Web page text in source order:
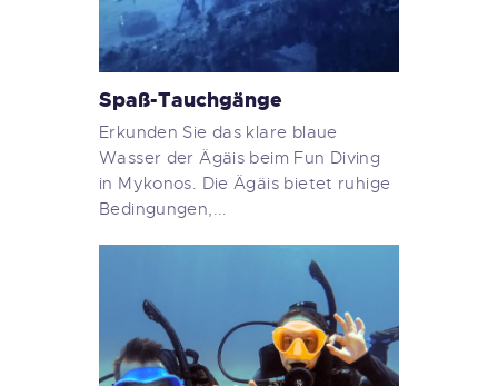
Spaß-Tauchgänge
Erkunden Sie das klare blaue
Wasser der Ägäis beim Fun Diving
in Mykonos. Die Ägäis bietet ruhige
Bedingungen,...